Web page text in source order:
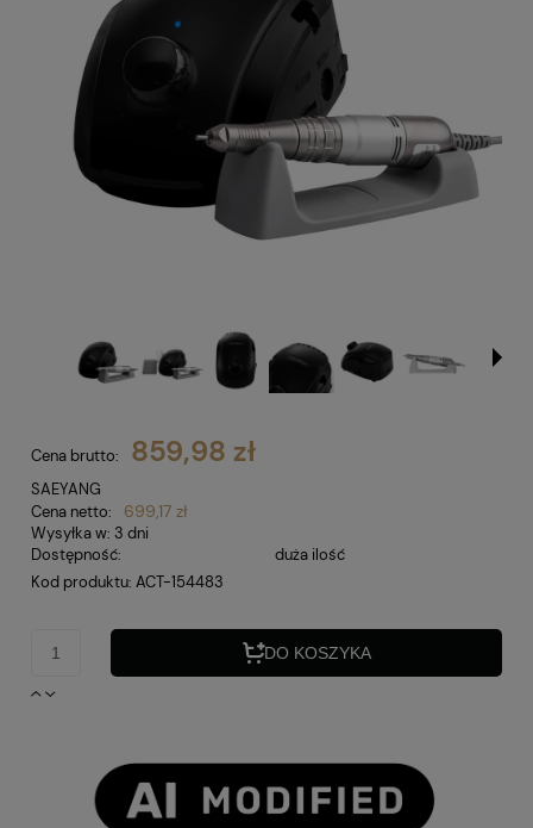
Cena brutto: 859,98 zł
SAEYANG
Cena netto:
699,17 zł
Wysyłka w: 3 dni
Dostępność:
duża ilość
Kod produktu: ACT-154483
DO KOSZYKA